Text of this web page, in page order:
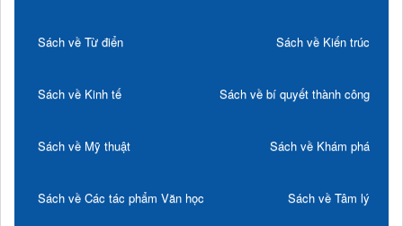
Sách về Từ điển Sách về Kiến trúc
Sách về Kinh tế Sách về bí quyết thành công
Sách về Mỹ thuật Sách về Khám phá
Sách về Các tác phẩm Văn học Sách về Tâm lý